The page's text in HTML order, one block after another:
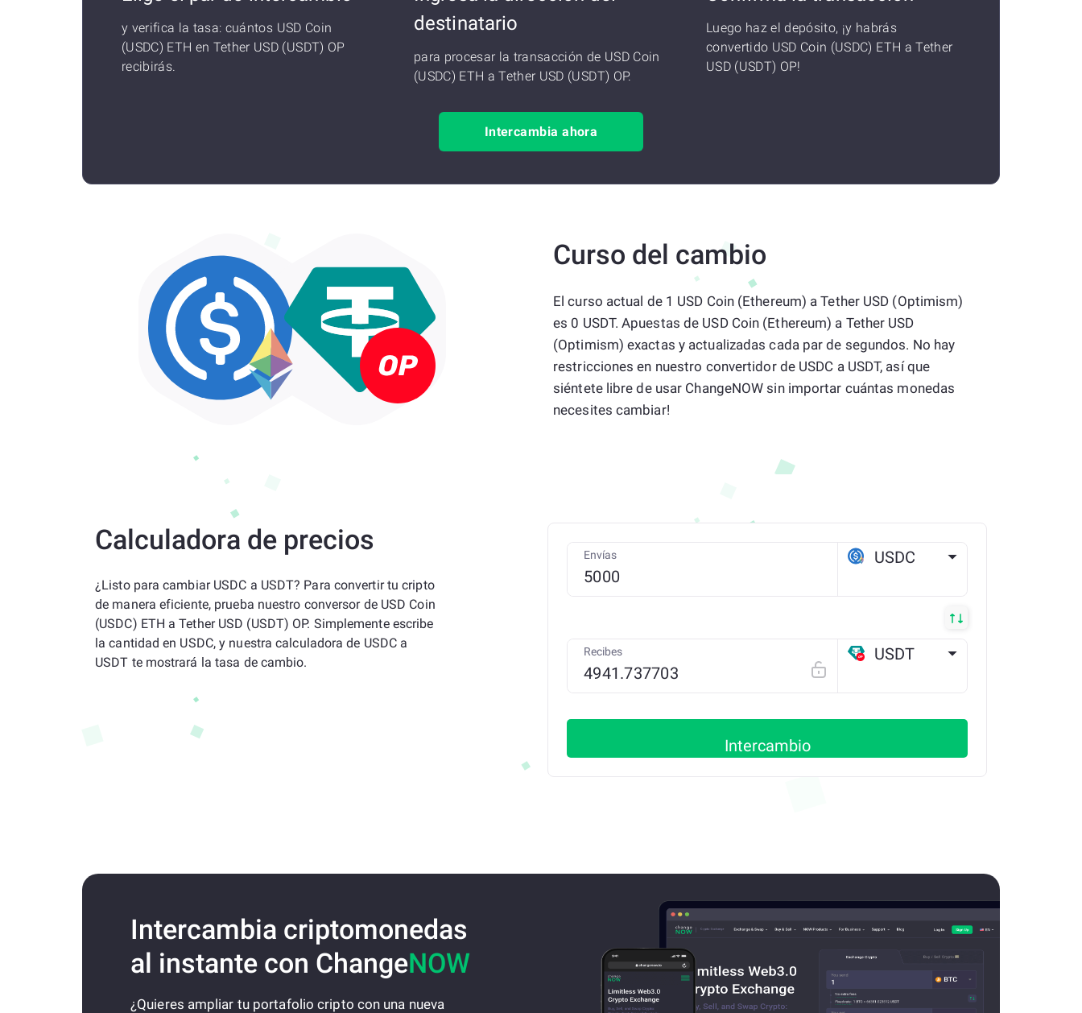
y verifica la tasa: cuántos USD Coin
(USDC) ETH en Tether USD (USDT) OP
recibirás.
destinatario
para procesar la transacción de USD Coin
(USDC) ETH a Tether USD (USDT) OP.
Luego haz el depósito, ¡y habrás
convertido USD Coin (USDC) ETH a Tether
USD (USDT) OP!
Intercambia ahora
Curso del cambio
El curso actual de 1 USD Coin (Ethereum) a Tether USD (Optimism)
es 0 USDT. Apuestas de USD Coin (Ethereum) a Tether USD
(Optimism) exactas y actualizadas cada par de segundos. No hay
restricciones en nuestro convertidor de USDC a USDT, así que
siéntete libre de usar ChangeNOW sin importar cuántas monedas
necesites cambiar!
Calculadora de precios
¿Listo para cambiar USDC a USDT? Para convertir tu cripto
de manera eficiente, prueba nuestro conversor de USD Coin
(USDC) ETH a Tether USD (USDT) OP. Simplemente escribe
la cantidad en USDC, y nuestra calculadora de USDC a
USDT te mostrará la tasa de cambio.
Envías USDC
Recibes USDT
Intercambio
Intercambia criptomonedas
al instante con ChangeNOW
¿Quieres ampliar tu portafolio cripto con una nueva